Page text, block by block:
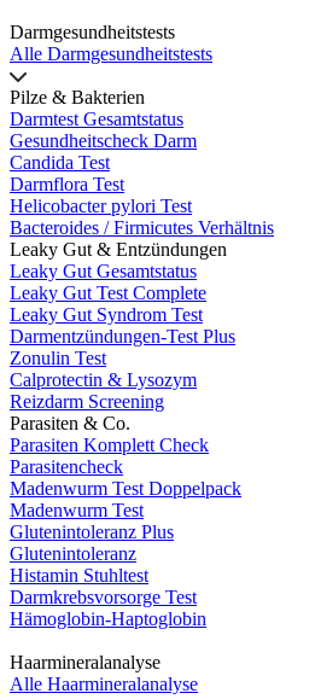
Darmgesundheitstests
Alle Darmgesundheitstests
Pilze & Bakterien
Darmtest Gesamtstatus
Gesundheitscheck Darm
Candida Test
Darmflora Test
Helicobacter pylori Test
Bacteroides / Firmicutes Verhältnis
Leaky Gut & Entzündungen
Leaky Gut Gesamtstatus
Leaky Gut Test Complete
Leaky Gut Syndrom Test
Darmentzündungen-Test Plus
Zonulin Test
Calprotectin & Lysozym
Reizdarm Screening
Parasiten & Co.
Parasiten Komplett Check
Parasitencheck
Madenwurm Test Doppelpack
Madenwurm Test
Glutenintoleranz Plus
Glutenintoleranz
Histamin Stuhltest
Darmkrebsvorsorge Test
Hämoglobin-Haptoglobin
Haarmineralanalyse
Alle Haarmineralanalyse